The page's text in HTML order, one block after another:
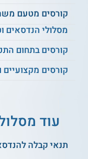
מערכות חום
אנרגיות
מתקני שינוע
תוכנת Solid Works
קורסים מטעם
מסלולי הנדסאים
קורסים בתחום
קורסים
עוד
תנאי קבלה